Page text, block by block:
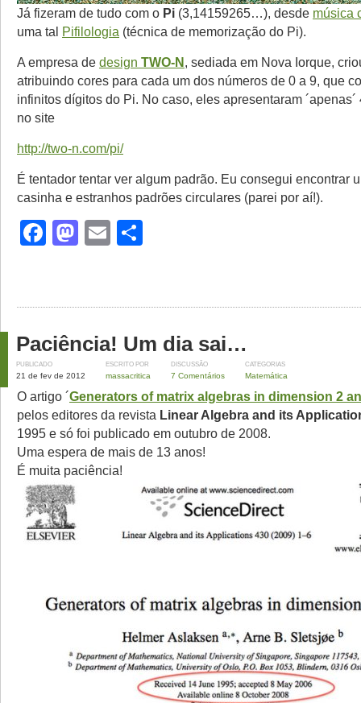
Já fizeram de tudo com o Pi (3,14159265…), desde música
uma tal Pifilologia (técnica de memorização do Pi).
A empresa de design TWO-N, sediada em Nova Iorque,
atribuindo cores para cada um dos números de 0 a 9, que
infinitos dígitos do Pi. No caso, eles apresentaram
no site
http://two-n.com/pi/
É tentador tentar ver algum padrão. Eu consegui encontrar
casinha e estranhos padrões circulares (parei por aí!).
Facebook
Mastodon
Email
Paciência! Um dia sai…
PUBLICADO
21 de fev de 2012
ESCRITO POR
massacritica
DISCUSSÃO
7 Comentários
CATEGORIAS
Matemática
O artigo ´Generators of matrix algebras in dimension 2
pelos editores da revista Linear Algebra and its
1995 e só foi publicado em outubro de 2008.
Uma espera de mais de 13 anos!
É muita paciência!